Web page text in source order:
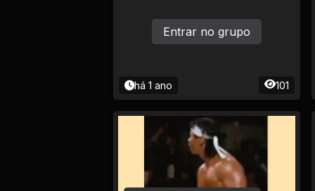
há 1 ano 101
Entrar no grupo